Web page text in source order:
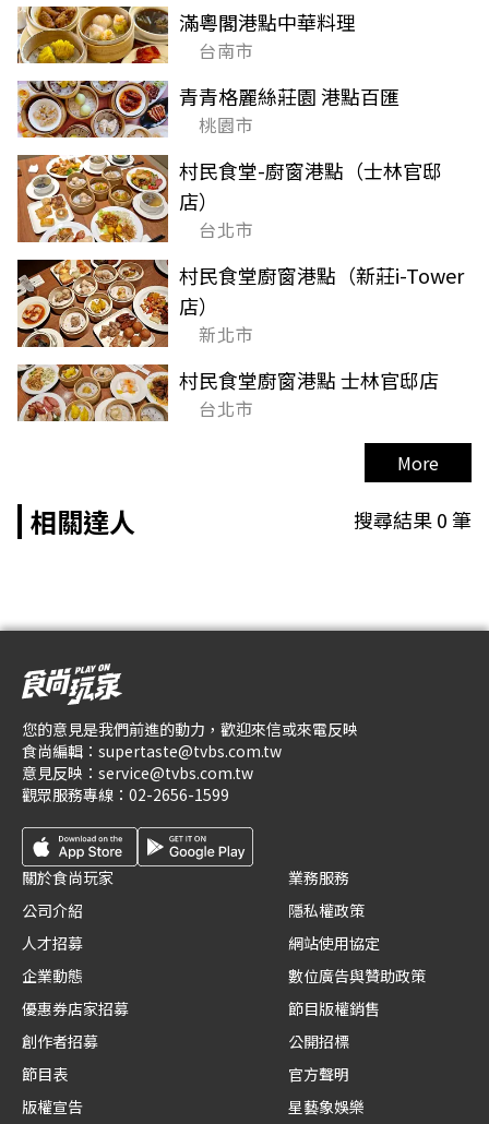
滿粵閣港點中華料理
台南市
青青格麗絲莊園 港點百匯
桃園市
村民食堂-廚窗港點（士林官邸
店）
台北市
村民食堂廚窗港點（新莊i-Tower
店）
新北市
村民食堂廚窗港點 士林官邸店
台北市
More
相關達人 搜尋結果0筆
您的意見是我們前進的動力，歡迎來信或來電反映
食尚編輯： supertaste@tvbs.com.tw
意見反映： service@tvbs.com.tw
觀眾服務專線： 02-2656-1599
關於食尚玩家
公司介紹
人才招募
企業動態
優惠券店家招募
創作者招募
節目表
版權宣告
業務服務
隱私權政策
網站使用協定
數位廣告與贊助政策
節目版權銷售
公開招標
官方聲明
星藝象娛樂